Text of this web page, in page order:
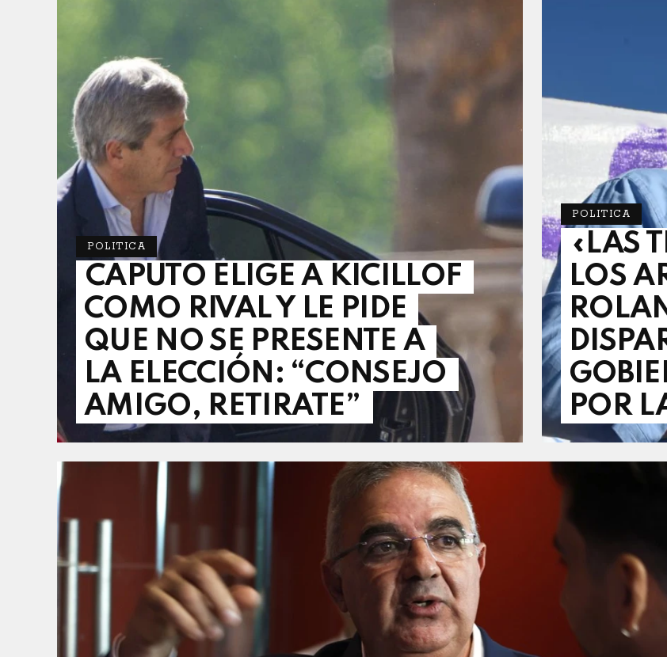
POLITICA
CAPUTO ELIGE A KICILLOF
COMO RIVAL Y LE PIDE
QUE NO SE PRESENTE A
LA ELECCIÓN: “CONSEJO
AMIGO, RETIRATE”
POLITICA
«LAS
LOS
POR